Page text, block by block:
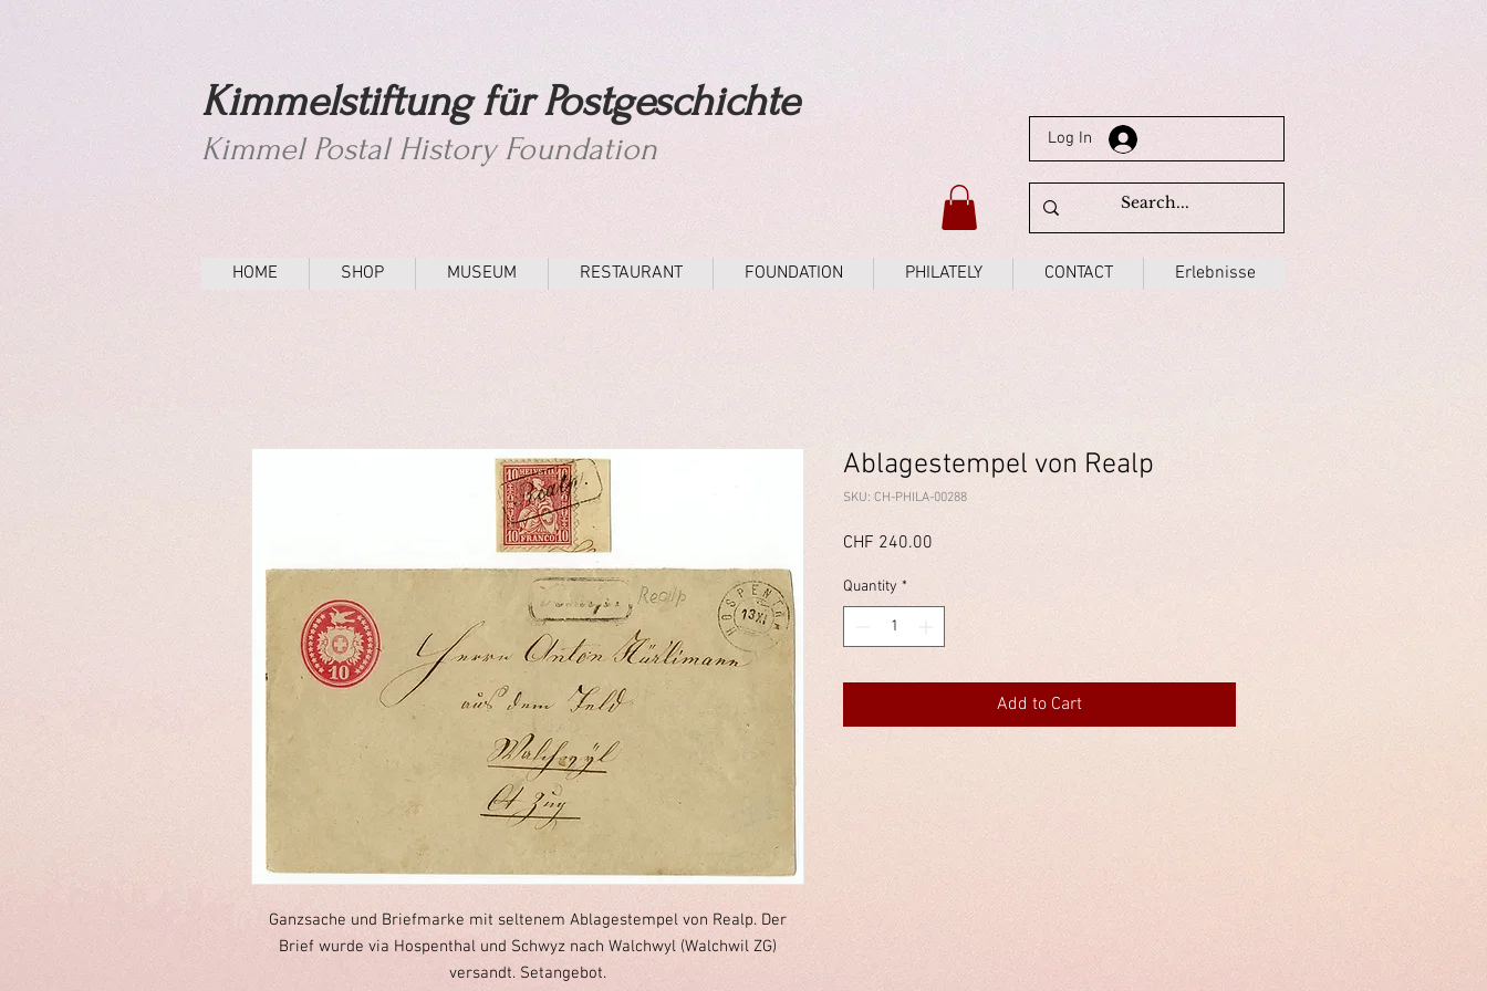
Kimmelstiftung für Postgeschichte
Kimmel Postal History Foundation Log In
HOME SHOP MUSEUM RESTAURANT FOUNDATION PHILATELY CONTACT Erlebnisse
Ganzsache und Briefmarke mit seltenem Ablagestempel von Realp. Der
Brief wurde via Hospenthal und Schwyz nach Walchwyl (Walchwil ZG)
versandt. Setangebot.
Ablagestempel von Realp
SKU: CH-PHILA-00288
CHF 240.00
Quantity *
Add to Cart